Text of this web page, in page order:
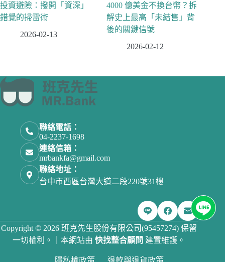
投資避險：撥開「資深」
錯覺的掃雷術
2026-02-13
4000 億美金不換台幣？拆
解史上最高「未結售」背
後的關鍵信號
2026-02-12
聯絡電話：
04-2237-1698
連絡信箱：
mrbankfa@gmail.com
聯絡地址：
台中市西區台灣大道二段220號31樓
Copyright © 2026 班克先生股份有限公司(95457274) 保留
一切權利。｜本網站由快找整合顧問 建置維護。
隱私權政策 退款與退貨政策